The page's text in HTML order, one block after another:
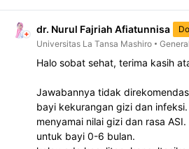
dr. Nurul Fajriah Afiatunnisa
Universitas La Tansa Mashiro
Halo sobat sehat, terima kasih
Jawabannya tidak
bayi kekurangan gizi dan
menyamai nilai gizi dan rasa
untuk bayi 0-6 bulan.